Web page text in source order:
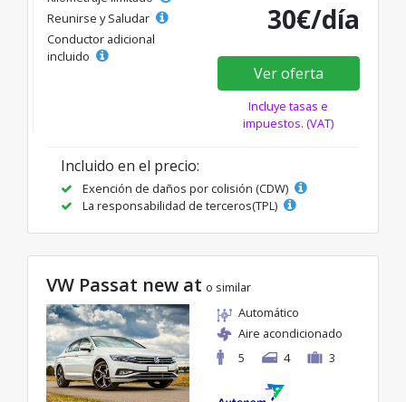
Reunirse y Saludar
Conductor adicional
incluido
30€/día
Ver oferta
Incluye tasas e
impuestos. (VAT)
Incluido en el precio:
Exención de daños por colisión (CDW)
La responsabilidad de terceros(TPL)
VW Passat new at o similar
Automático
Aire acondicionado
5
4 3